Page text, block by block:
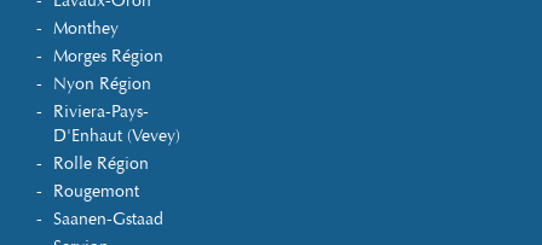
Monthey
Morges Région
Nyon Région
Riviera-Pays-
D'Enhaut (Vevey)
Rolle Région
Rougemont
Saanen-Gstaad